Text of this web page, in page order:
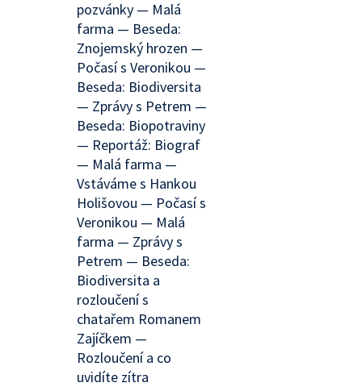
pozvánky — Malá
farma — Beseda:
Znojemský hrozen —
Počasí s Veronikou —
Beseda: Biodiversita
— Zprávy s Petrem —
Beseda: Biopotraviny
— Reportáž: Biograf
— Malá farma —
Vstáváme s Hankou
Holišovou — Počasí s
Veronikou — Malá
farma — Zprávy s
Petrem — Beseda:
Biodiversita a
rozloučení s
chatařem Romanem
Zajíčkem —
Rozloučení a co
uvidíte zítra